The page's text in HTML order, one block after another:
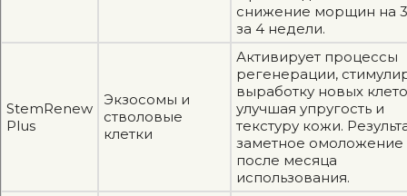
снижение морщин на
за 4 недели.
StemRenew
Plus
Экзосомы и
стволовые
клетки
Активирует процессы
регенерации,
выработку новых
улучшая упругость и
текстуру кожи.
заметное омоложение
после месяца
использования.